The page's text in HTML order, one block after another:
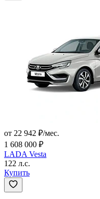
от 22 942 ₽/мес.
1 608 000 ₽
LADA Vesta
122 л.с.
Купить